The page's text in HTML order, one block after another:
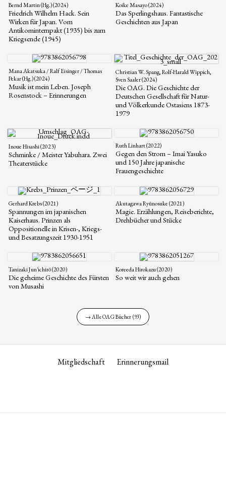
Bernd Martin (Hg.) (2024)
Friedrich Wilhelm Hack. Sein
Wirken für Japan. Vom
Antikominternpakt (1935) bis zum
Kriegsende (1945)
Koike Masayo (2024)
Das Sperlingshaus. Fantastische
Geschichten aus Japan
Mana Akatsuka / Ralf Eisinger / Thomas
Pekar (Hg.) (2024)
Musik ist mein Leben. Joseph
Rosenstock – Erinnerungen
Christian W. Spang, Rolf-Harald Wippich,
Sven Saaler (2024)
Die OAG. Die Geschichte der
Deutschen Gesellschaft für Natur-
und Völkerkunde Ostasiens 1873-
1979
Inoue Hisashi (2023)
Schminke / Meister Yabuhara. Zwei
Theaterstücke
Ruth Linhart (2022)
Gegen den Strom – Imai Yasuko
und 150 Jahre japanische
Frauengeschichte
Gerhard Krebs (2021)
Spannungen im japanischen
Kaiserhaus. Prinzen als
Oppositionelle in Krisen-, Kriegs-
und Besatzungszeit 1930-1951
Akutagawa Ryūnosuke (2021)
Magie. Erzählungen, Reiseberichte,
Drehbücher und Stücke
Tanizaki Jun'ichirō (2020)
Die geheime Geschichte des Fürsten
von Musashi
Koreeda Hirokazu (2020)
So weit wir auch gehen
→ Alle OAG Bücher (93)
Mitgliedschaft Erinnerungsmail